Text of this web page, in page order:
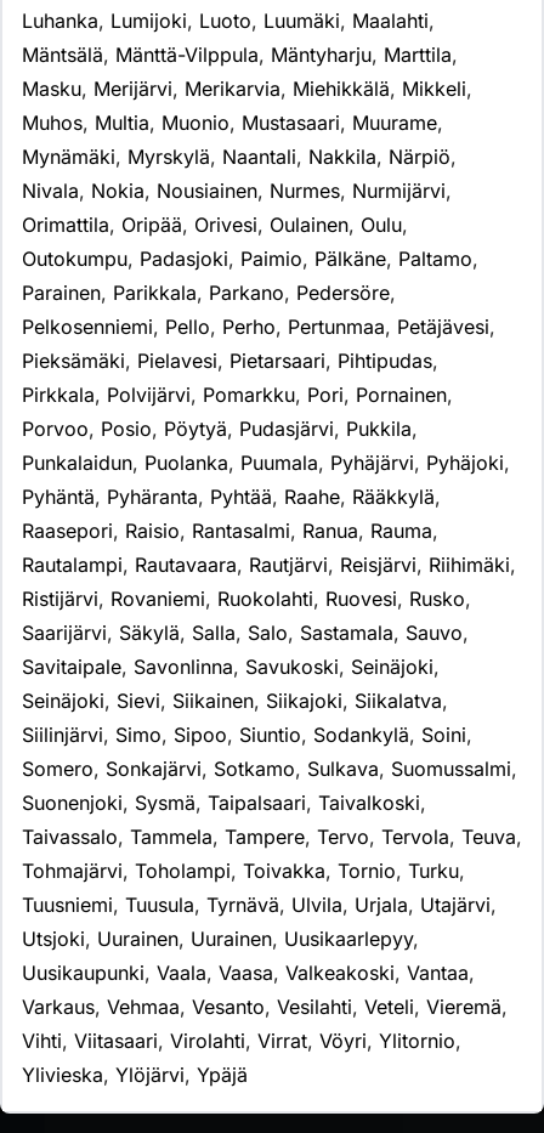
Luhanka, Lumijoki, Luoto, Luumäki, Maalahti,
Mäntsälä, Mänttä-Vilppula, Mäntyharju, Marttila,
Masku, Merijärvi, Merikarvia, Miehikkälä, Mikkeli,
Muhos, Multia, Muonio, Mustasaari, Muurame,
Mynämäki, Myrskylä, Naantali, Nakkila, Närpiö,
Nivala, Nokia, Nousiainen, Nurmes, Nurmijärvi,
Orimattila, Oripää, Orivesi, Oulainen, Oulu,
Outokumpu, Padasjoki, Paimio, Pälkäne, Paltamo,
Parainen, Parikkala, Parkano, Pedersöre,
Pelkosenniemi, Pello, Perho, Pertunmaa, Petäjävesi,
Pieksämäki, Pielavesi, Pietarsaari, Pihtipudas,
Pirkkala, Polvijärvi, Pomarkku, Pori, Pornainen,
Porvoo, Posio, Pöytyä, Pudasjärvi, Pukkila,
Punkalaidun, Puolanka, Puumala, Pyhäjärvi, Pyhäjoki,
Pyhäntä, Pyhäranta, Pyhtää, Raahe, Rääkkylä,
Raasepori, Raisio, Rantasalmi, Ranua, Rauma,
Rautalampi, Rautavaara, Rautjärvi, Reisjärvi, Riihimäki,
Ristijärvi, Rovaniemi, Ruokolahti, Ruovesi, Rusko,
Saarijärvi, Säkylä, Salla, Salo, Sastamala, Sauvo,
Savitaipale, Savonlinna, Savukoski, Seinäjoki,
Seinäjoki, Sievi, Siikainen, Siikajoki, Siikalatva,
Siilinjärvi, Simo, Sipoo, Siuntio, Sodankylä, Soini,
Somero, Sonkajärvi, Sotkamo, Sulkava, Suomussalmi,
Suonenjoki, Sysmä, Taipalsaari, Taivalkoski,
Taivassalo, Tammela, Tampere, Tervo, Tervola, Teuva,
Tohmajärvi, Toholampi, Toivakka, Tornio, Turku,
Tuusniemi, Tuusula, Tyrnävä, Ulvila, Urjala, Utajärvi,
Utsjoki, Uurainen, Uurainen, Uusikaarlepyy,
Uusikaupunki, Vaala, Vaasa, Valkeakoski, Vantaa,
Varkaus, Vehmaa, Vesanto, Vesilahti, Veteli, Vieremä,
Vihti, Viitasaari, Virolahti, Virrat, Vöyri, Ylitornio,
Ylivieska, Ylöjärvi, Ypäjä